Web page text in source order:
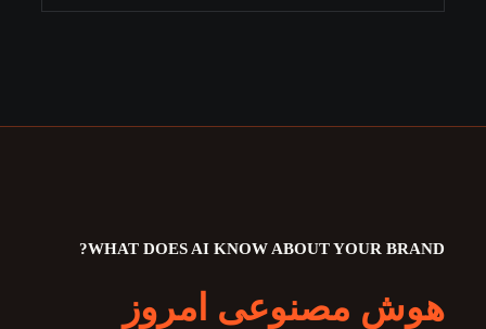
WHAT DOES AI KNOW ABOUT YOUR BRAND?
هوش مصنوعی امروز